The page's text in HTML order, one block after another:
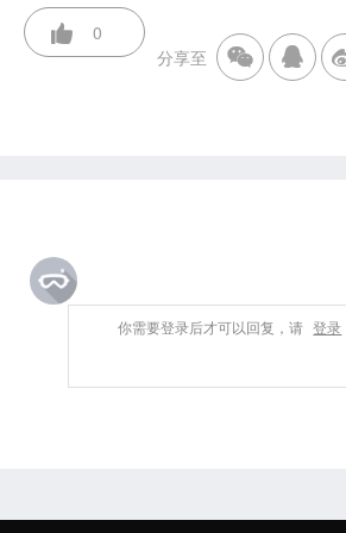
0
分享至
你需要登录后才可以回复，请 登录